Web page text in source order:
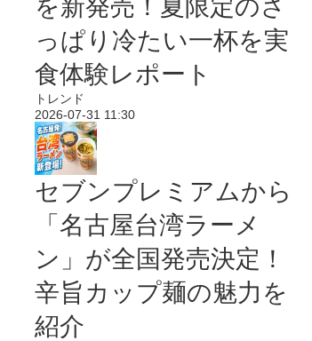
を新発売！夏限定のさ
っぱり冷たい一杯を実
食体験レポート
トレンド
2026-07-31 11:30
セブンプレミアムから
「名古屋台湾ラーメ
ン」が全国発売決定！
辛旨カップ麺の魅力を
紹介